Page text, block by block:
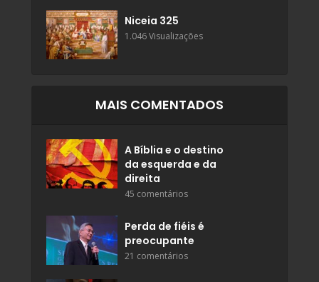
Niceia 325
1.046 Visualizações
MAIS COMENTADOS
A Bíblia e o destino
da esquerda e da
direita
45 comentários
Perda de fiéis é
preocupante
21 comentários